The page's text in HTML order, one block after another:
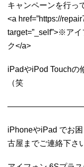
キャンペーンを行っ
<a href=”https://
target=”_self”>※ア
ク</a>
iPadやiPod Touchの
（笑
iPhoneやiPad でお
古屋までご連絡下さ